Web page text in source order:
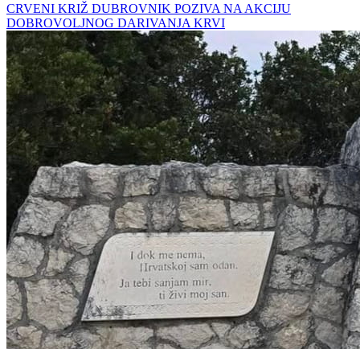
CRVENI KRIŽ DUBROVNIK POZIVA NA AKCIJU
DOBROVOLJNOG DARIVANJA KRVI